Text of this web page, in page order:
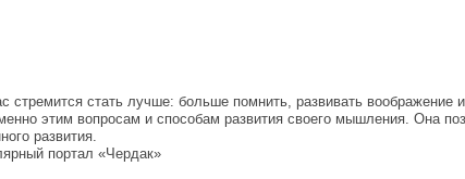
стремится стать лучше: больше помнить, развивать воображение
этим вопросам и способам развития своего мышления. Она
развития.
портал «Чердак»